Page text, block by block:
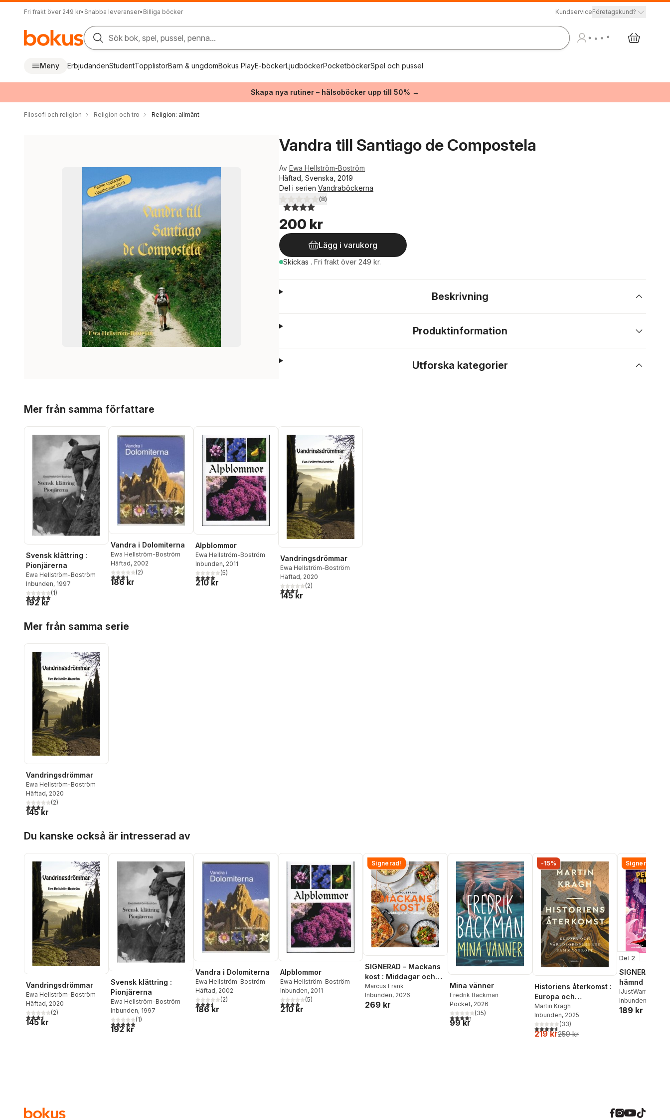
Fri frakt över 249 kr• Snabba leveranser• Billiga böcker KundserviceFöretagskund?
Sök bok, spel, pussel, penna...
Meny ErbjudandenStudentTopplistorBarn & ungdomBokus PlayE-böckerLjudböckerPocketböckerSpel och pussel
Skapa nya rutiner – hälsoböcker upp till 50% →
Filosofi och religion Religion och tro Religion: allmänt
Vandra till Santiago de Compostela
Av Ewa Hellström-Boström
Häftad, Svenska, 2019
Del i serien Vandraböckerna
4,0utav 5 stjärnor. Totalt antal röster:
(8)
200 kr
Lägg i varukorg
Skickas . Fri frakt över 249 kr.
Beskrivning
Produktinformation
Utforska kategorier
Mer från samma författare
Svensk klättring :
Pionjärerna
Ewa Hellström-Boström
Inbunden, 1997
5,0utav 5 stjärnor. Totalt antal röster:
(1)
192 kr
Vandra i Dolomiterna
Ewa Hellström-Boström
Häftad, 2002
3,5utav 5 stjärnor. Totalt antal röster:
(2)
186 kr
Alpblommor
Ewa Hellström-Boström
Inbunden, 2011
4,0utav 5 stjärnor. Totalt antal röster:
(5)
210 kr
Vandringsdrömmar
Ewa Hellström-Boström
Häftad, 2020
3,5utav 5 stjärnor. Totalt antal röster:
(2)
145 kr
Mer från samma serie
Vandringsdrömmar
Ewa Hellström-Boström
Häftad, 2020
3,5utav 5 stjärnor. Totalt antal röster:
(2)
145 kr
Du kanske också är intresserad av
Vandringsdrömmar
Ewa Hellström-Boström
Häftad, 2020
3,5utav 5 stjärnor. Totalt antal röster:
(2)
145 kr
Svensk klättring :
Pionjärerna
Ewa Hellström-Boström
Inbunden, 1997
5,0utav 5 stjärnor. Totalt antal röster:
(1)
192 kr
Vandra i Dolomiterna
Ewa Hellström-Boström
Häftad, 2002
3,5utav 5 stjärnor. Totalt antal röster:
(2)
186 kr
Alpblommor
Ewa Hellström-Boström
Inbunden, 2011
4,0utav 5 stjärnor. Totalt antal röster:
(5)
210 kr
Signerad!
SIGNERAD - Mackans
kost : Middagar och
matlådor
Marcus Frank
Inbunden, 2026
269 kr
Mina vänner
Fredrik Backman
Pocket, 2026
4,3utav 5 stjärnor. Totalt antal röster:
(35)
99 kr
-15%
Historiens återkomst :
Europa och
världsordningens
sammanbrott
Martin Kragh
Inbunden, 2025
4,6utav 5 stjärnor. Totalt antal röster:
(33)
219 kr259 kr
Signerad!
Del 2
SIGNERAD -
hämnd
Adolphson
Beer ,Victor Beer
Inbunden
189 kr